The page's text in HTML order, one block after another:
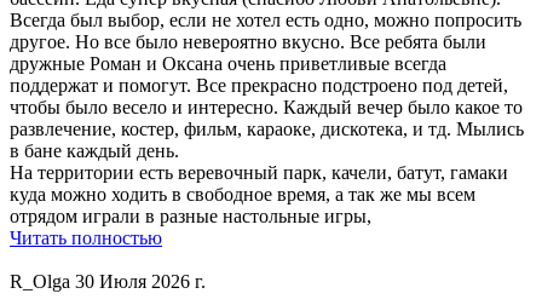
Всегда был выбор, если не хотел есть одно, можно попросить
другое. Но все было невероятно вкусно. Все ребята были
дружные Роман и Оксана очень приветливые всегда
поддержат и помогут. Все прекрасно подстроено под детей,
чтобы было весело и интересно. Каждый вечер было какое то
развлечение, костер, фильм, караоке, дискотека, и тд. Мылись
в бане каждый день.
На территории есть веревочный парк, качели, батут, гамаки
куда можно ходить в свободное время, а так же мы всем
отрядом играли в разные настольные игры,
Читать полностью
R_Olga 30 Июля 2026 г.